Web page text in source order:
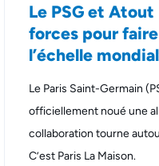
Le PSG et
forces pour
l’échelle
Le Paris Saint-Germain
officiellement noué une
collaboration tourne
C’est Paris La Maison.